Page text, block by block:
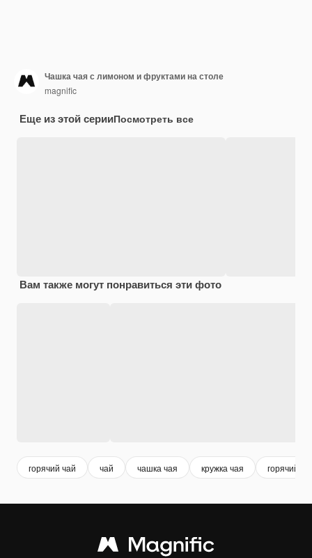
Чашка чая с лимоном и фруктами на столе
magnific
Еще из этой серииПосмотреть все
Вам также могут понравиться эти фото
горячий чай чай чашка чая кружка чая горячий